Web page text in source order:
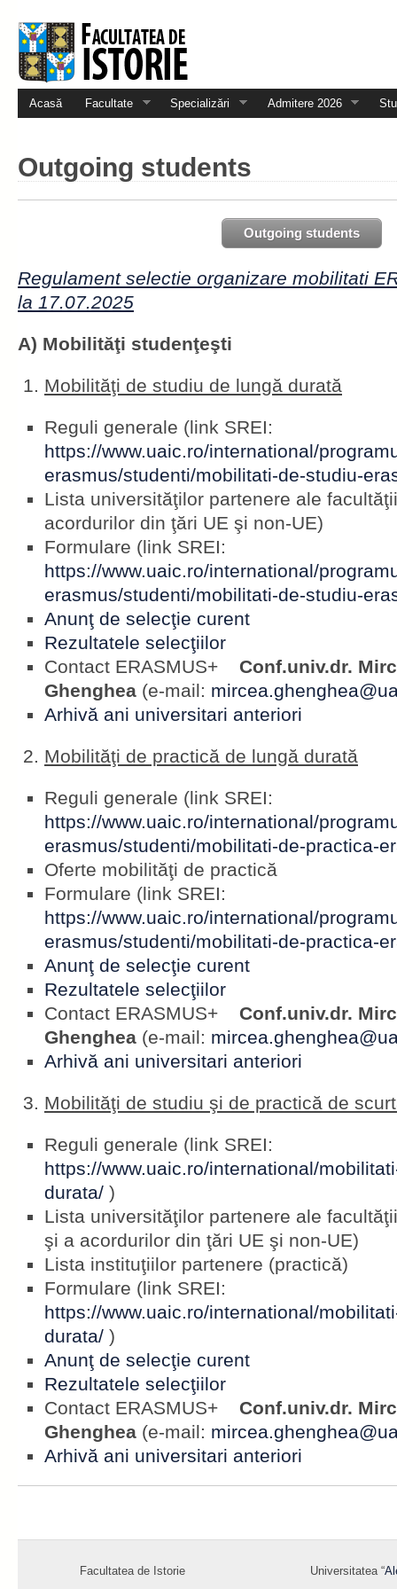
Acasă Facultate Specializări Admitere 2026
Outgoing students
Outgoing students
Regulament selectie organizare mobilitati
la 17.07.2025
A) Mobilităţi studenţeşti
Mobilităţi de studiu de lungă durată
Reguli generale (link SREI:
https://www.uaic.ro/international/
erasmus/studenti/mobilitati-de-studiu-
Lista universităţilor partenere ale
acordurilor din ţări UE şi non-UE)
Formulare (link SREI:
https://www.uaic.ro/international/
erasmus/studenti/mobilitati-de-studiu-
Anunţ de selecţie curent
Rezultatele selecţiilor
Contact ERASMUS+
Conf.univ.dr.
Ghenghea (e-mail:
Arhivă ani universitari anteriori
Mobilităţi de practică de lungă durată
Reguli generale (link SREI:
https://www.uaic.ro/international/
erasmus/studenti/mobilitati-de-practica-
Oferte mobilităţi de practică
Formulare (link SREI:
https://www.uaic.ro/international/
erasmus/studenti/mobilitati-de-practica-
Anunţ de selecţie curent
Rezultatele selecţiilor
Contact ERASMUS+
Conf.univ.dr.
Ghenghea (e-mail:
Arhivă ani universitari anteriori
Mobilităţi de studiu şi de practică de
Reguli generale (link SREI:
https://www.uaic.ro/international/
durata/ )
Lista universităţilor partenere ale
şi a acordurilor din ţări UE şi non-UE)
Lista instituţiilor partenere (practică)
Formulare (link SREI:
https://www.uaic.ro/international/
durata/ )
Anunţ de selecţie curent
Rezultatele selecţiilor
Contact ERASMUS+
Conf.univ.dr.
Ghenghea (e-mail:
Arhivă ani universitari anteriori
Facultatea de Istorie Universitatea “